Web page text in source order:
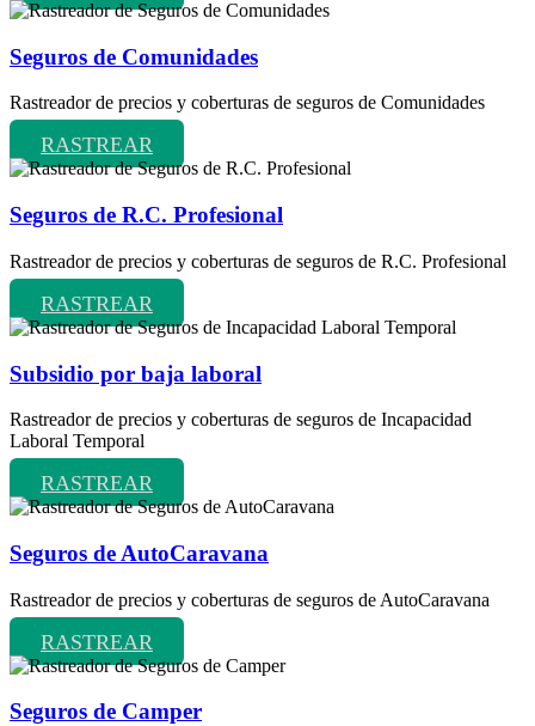
Seguros de Comunidades
Rastreador de precios y coberturas de seguros de Comunidades
RASTREAR
Seguros de R.C. Profesional
Rastreador de precios y coberturas de seguros de R.C. Profesional
RASTREAR
Subsidio por baja laboral
Rastreador de precios y coberturas de seguros de Incapacidad
Laboral Temporal
RASTREAR
Seguros de AutoCaravana
Rastreador de precios y coberturas de seguros de AutoCaravana
RASTREAR
Seguros de Camper